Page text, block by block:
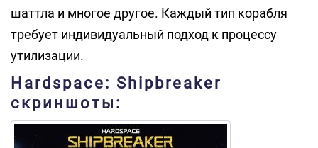
шаттла и многое другое. Каждый тип корабля
требует индивидуальный подход к процессу
утилизации.
Hardspace: Shipbreaker
скриншоты: